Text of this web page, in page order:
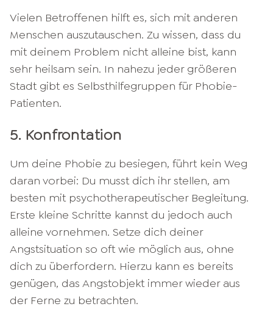
Vielen Betroffenen hilft es, sich mit anderen
Menschen auszutauschen. Zu wissen, dass du
mit deinem Problem nicht alleine bist, kann
sehr heilsam sein. In nahezu jeder größeren
Stadt gibt es Selbsthilfegruppen für Phobie-
Patienten.
5. Konfrontation
Um deine Phobie zu besiegen, führt kein Weg
daran vorbei: Du musst dich ihr stellen, am
besten mit psychotherapeutischer Begleitung.
Erste kleine Schritte kannst du jedoch auch
alleine vornehmen. Setze dich deiner
Angstsituation so oft wie möglich aus, ohne
dich zu überfordern. Hierzu kann es bereits
genügen, das Angstobjekt immer wieder aus
der Ferne zu betrachten.